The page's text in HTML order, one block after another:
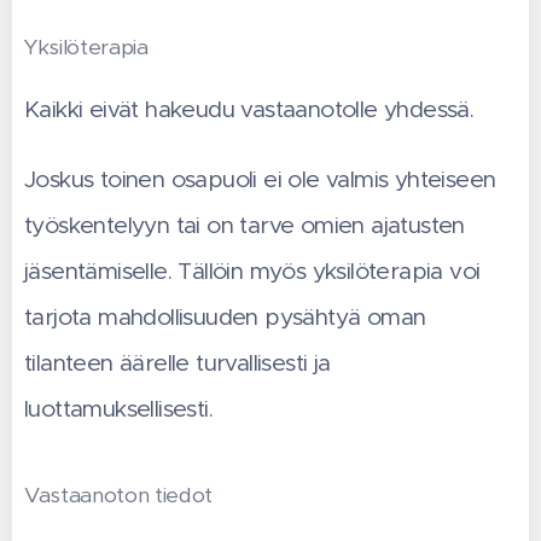
Yksilöterapia
Kaikki eivät hakeudu vastaanotolle yhdessä.
Joskus toinen osapuoli ei ole valmis yhteiseen
työskentelyyn tai on tarve omien ajatusten
jäsentämiselle. Tällöin myös yksilöterapia voi
tarjota mahdollisuuden pysähtyä oman
tilanteen äärelle turvallisesti ja
luottamuksellisesti.
Vastaanoton tiedot